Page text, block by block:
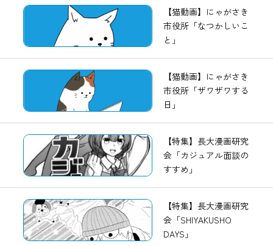
【猫動画】にゃがさき
市役所「なつかしいこ
と」
【猫動画】にゃがさき
市役所「ザワザワする
日」
【特集】長大漫画研究
会「カジュアル面談の
すすめ」
【特集】長大漫画研究
会「SHIYAKUSHO
DAYS」